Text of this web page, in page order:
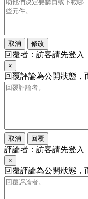
取消
修改
回覆者：訪客請先登入
×
回覆評論為公開狀態，
取消
回覆
評論者：訪客請先登入
×
回覆評論為公開狀態，